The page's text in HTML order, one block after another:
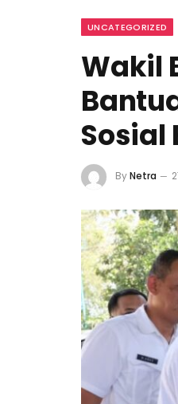
UNCATEGORIZED
Wakil
Sosial
ByNetra